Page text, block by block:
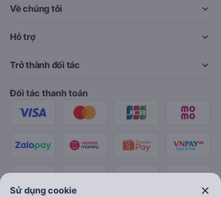
keyboard_arrow_down
Về chúng tôi
keyboard_arrow_down
Hỗ trợ
keyboard_arrow_down
Trở thành đối tác
Đối tác thanh toán
Sử dụng cookie close